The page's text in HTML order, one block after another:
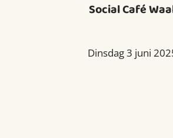
Social Café
Dinsdag 3 juni